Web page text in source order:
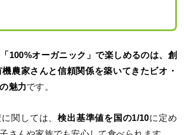
100%オーガニック」で楽しめるのは、創
農家さんと信頼関係を築いてきたビオ・
魅力です。
に関しては、検出基準値を国の1/10に定め